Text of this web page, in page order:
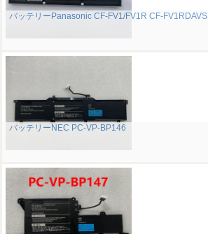
バッテリーPanasonic CF-FV1/FV1R CF-FV1RDAVS
バッテリーNEC PC-VP-BP146